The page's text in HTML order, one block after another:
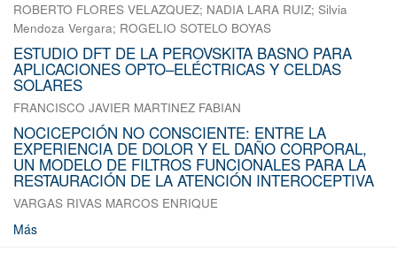
ROBERTO FLORES VELAZQUEZ; NADIA LARA RUIZ; Silvia
Mendoza Vergara; ROGELIO SOTELO BOYAS
ESTUDIO DFT DE LA PEROVSKITA BASNO PARA
APLICACIONES OPTO–ELÉCTRICAS Y CELDAS
SOLARES
FRANCISCO JAVIER MARTINEZ FABIAN
NOCICEPCIÓN NO CONSCIENTE: ENTRE LA
EXPERIENCIA DE DOLOR Y EL DAÑO CORPORAL,
UN MODELO DE FILTROS FUNCIONALES PARA LA
RESTAURACIÓN DE LA ATENCIÓN INTEROCEPTIVA
VARGAS RIVAS MARCOS ENRIQUE
Más